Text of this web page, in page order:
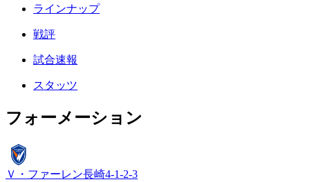
ラインナップ
戦評
試合速報
スタッツ
フォーメーション
Ｖ・ファーレン長崎4-1-2-3